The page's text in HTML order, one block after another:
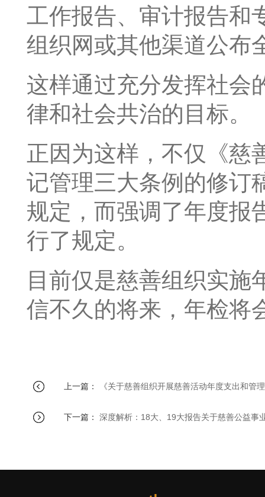
工作报告、审计报告和
组织网或其他渠道公布
这样通过充分发挥社会
律和社会共治的目标。
正因为这样，不仅《慈
记管理三大条例的修订
规定，而强调了年度报
行了规定。
目前仅是慈善组织实施
信不久的将来，年检将
上一篇： 《关于慈善组织开展慈善活动年度支出和管
下一篇： 深度解析：18大、19大报告关于慈善公益事